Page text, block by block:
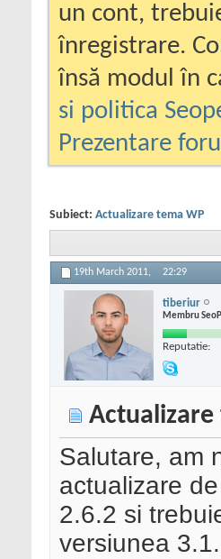
un cont,
înregistrare.
însă modul în
si politica
Prezentare
Subiect: Actualizare tema WP
19th March 2011, 22:29
tiberiur
Membru
Reputatie:
Actualizare
Salutare, am
actualizare
2.6.2 si
versiunea 3.1.